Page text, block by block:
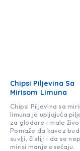
Chipsi Piljevina Sa
Mirisom Limuna
Chipsi Piljevina sa
limuna je upijajuća
za glodare i male
Pomaže da kavez
suvlji, čistiji i da se
mirisi manje osećaju.